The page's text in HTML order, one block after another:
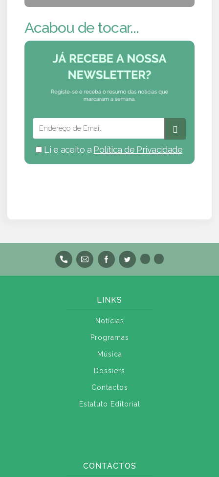
Acabou de tocar...
Li e aceito a Política de Privacidade
LINKS
Notícias
Programas
Música
Dossiers
Contactos
Estatuto Editorial
CONTACTOS